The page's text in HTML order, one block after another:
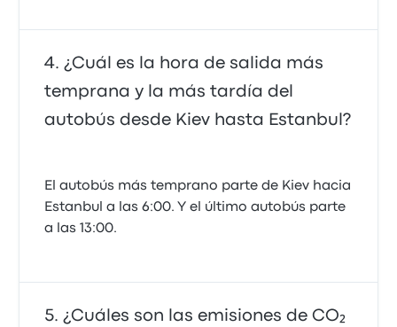
¿Cuál es la hora de salida más
temprana y la más tardía del
autobús desde Kiev hasta Estanbul?
El autobús más temprano parte de Kiev hacia
Estanbul a las 6:00. Y el último autobús parte
a las 13:00.
¿Cuáles son las emisiones de CO₂